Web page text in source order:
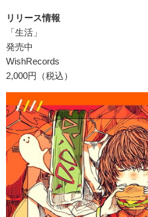
リリース情報
「生活」
発売中
WishRecords
2,000円（税込）